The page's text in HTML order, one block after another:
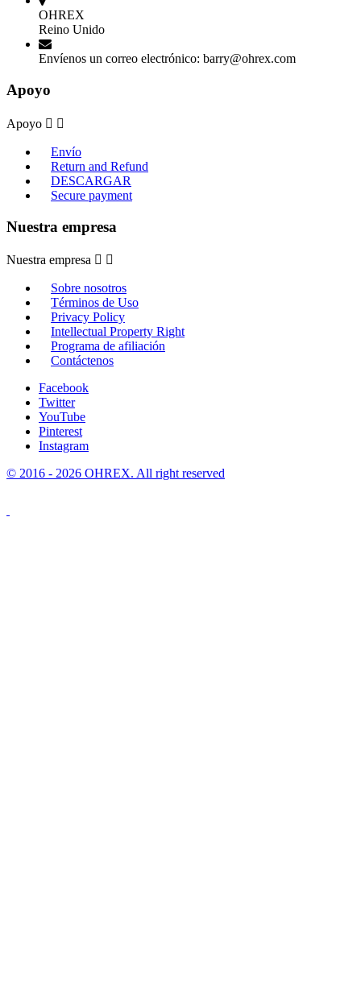
OHREX
Reino Unido
Envíenos un correo electrónico: barry@ohrex.com
Apoyo
Apoyo  
Envío
Return and Refund
DESCARGAR
Secure payment
Nuestra empresa
Nuestra empresa  
Sobre nosotros
Términos de Uso
Privacy Policy
Intellectual Property Right
Programa de afiliación
Contáctenos
Facebook
Twitter
YouTube
Pinterest
Instagram
© 2016 - 2026 OHREX. All right reserved